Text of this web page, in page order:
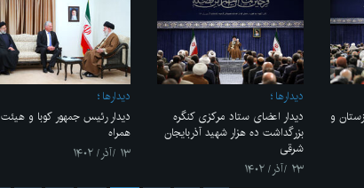
و
ديدارها
دیدار اعضای ستاد مرکزی کنگره
بزرگداشت ده هزار شهید آذربایجان
شرقی
۲۳ /آذر/ ۱۴۰۲
ديدارها
دیدار رئیس جمهور کوبا و هیئت
همراه
۱۳ /آذر/ ۱۴۰۲